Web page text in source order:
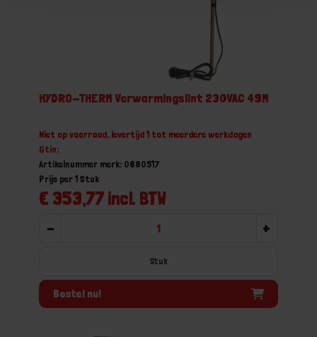
HYDRO-THERM Verwarmingslint 230VAC 49M
Niet op voorraad, levertijd 1 tot meerdere werkdagen
Gtin:
Artikelnummer merk: 0880517
€ 353,77 incl. BTW
Prijs per 1 Stuk
- +
Stuk
Bestel nu!